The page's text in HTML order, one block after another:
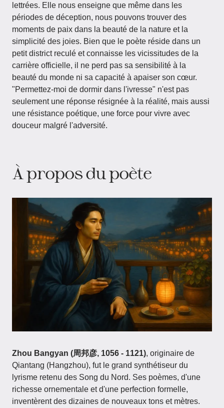
lettrées. Elle nous enseigne que même dans les
périodes de déception, nous pouvons trouver des
moments de paix dans la beauté de la nature et la
simplicité des joies. Bien que le poète réside dans un
petit district reculé et connaisse les vicissitudes de la
carrière officielle, il ne perd pas sa sensibilité à la
beauté du monde ni sa capacité à apaiser son cœur.
"Permettez-moi de dormir dans l'ivresse" n'est pas
seulement une réponse résignée à la réalité, mais aussi
une résistance poétique, une force pour vivre avec
douceur malgré l'adversité.
À propos du poète
Zhou Bangyan (周邦彦, 1056 - 1121), originaire de
Qiantang (Hangzhou), fut le grand synthétiseur du
lyrisme retenu des Song du Nord. Ses poèmes, d'une
richesse ornementale et d'une perfection formelle,
inventèrent des dizaines de nouveaux tons et mètres.